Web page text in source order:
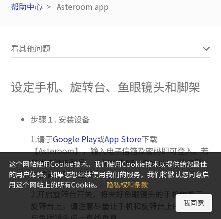
帮助中心 Asteroom app
看其他问题
设定手机、旋转台、鱼眼镜头和脚架
步骤１. 安装设备
1.请于Google Play或App Store下载
【Asteroom】，输入电子信箱及密码即可登入。若
您尚未注册账号，也可以用FB、Google + 注册登
入或直接建立账号。
2.开启旋转台开关，将夹好鱼眼镜头的手机放置于
旋转台上，请注意尽量让手机和旋转台上的调节钮
这个网站使用Cookie技术。我们使用Cookie技术以提供给您最佳
的用户体验。如果您想继续使用我们的服务，我们将默认您同意启
用这个网站上的所有Cookie。
隐私权和条款
我同意